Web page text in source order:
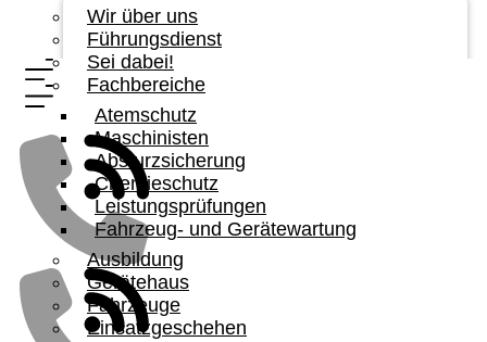
Wir über uns
Führungsdienst
Sei dabei!
Fachbereiche
Atemschutz
Maschinisten
Absturzsicherung
Chemieschutz
Leistungsprüfungen
Fahrzeug- und Gerätewartung
Ausbildung
Gerätehaus
Fahrzeuge
Einsatzgeschehen